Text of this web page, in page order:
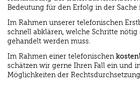
Bedeutung für den Erfolg in der Sache
Im Rahmen unserer telefonischen
schnell abklären, welche Schritte
gehandelt werden muss.
Im Rahmen einer telefonischen
schätzen wir gerne Ihren Fall ein und
Möglichkeiten der